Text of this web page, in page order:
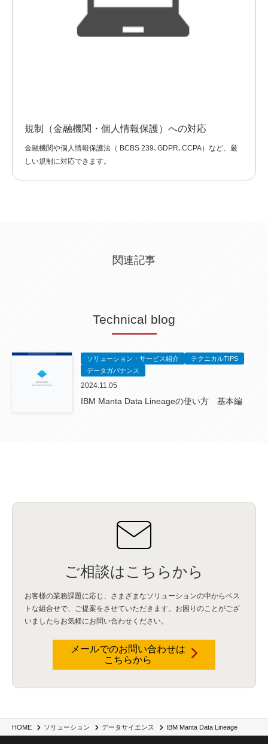
HOME ソリューション データサイエンス IBM Manta Data Lineage
規制（金融機関・個人情報保護）への対応
金融機関や個人情報保護法（ BCBS 239､GDPR､CCPA）など、厳
しい規制に対応できます。
関連記事
Technical blog
ソリューション・サービス紹介
テクニカルTIPS
データガバナンス
2024.11.05
IBM Manta Data Lineageの使い方 基本編
ご相談はこちらから
お客様の業務課題に応じ、さまざまなソリューションの中からベス
トな組合せで、 ご提案をさせていただきます。お困りのことがござ
いましたらお気軽にお問い合わせください。
メールでのお問い合わせは
こちらから